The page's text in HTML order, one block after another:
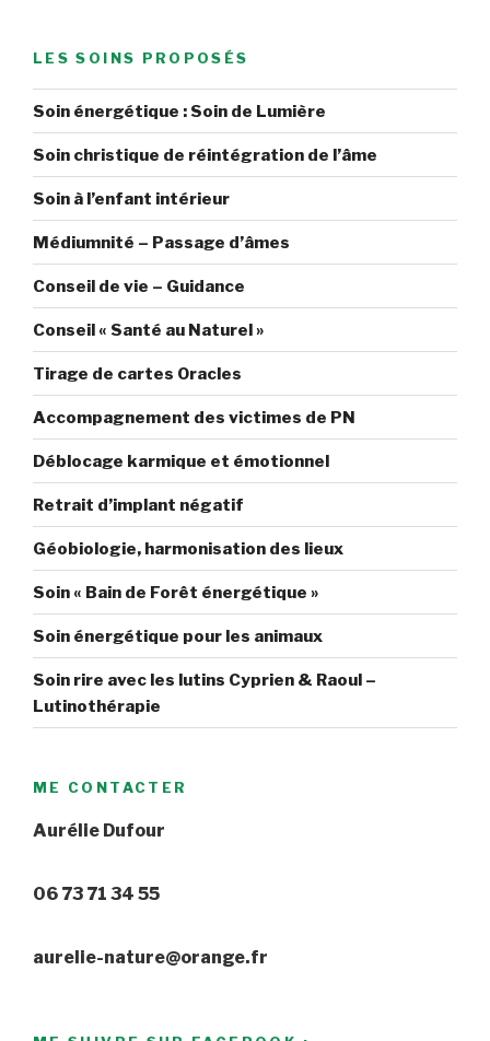
LES SOINS PROPOSÉS
Soin énergétique : Soin de Lumière
Soin christique de réintégration de l’âme
Soin à l’enfant intérieur
Médiumnité – Passage d’âmes
Conseil de vie – Guidance
Conseil « Santé au Naturel »
Tirage de cartes Oracles
Accompagnement des victimes de PN
Déblocage karmique et émotionnel
Retrait d’implant négatif
Géobiologie, harmonisation des lieux
Soin « Bain de Forêt énergétique »
Soin énergétique pour les animaux
Soin rire avec les lutins Cyprien & Raoul –
Lutinothérapie
ME CONTACTER
Aurélie Dufour
06 73 71 34 55
aurelie-nature@orange.fr